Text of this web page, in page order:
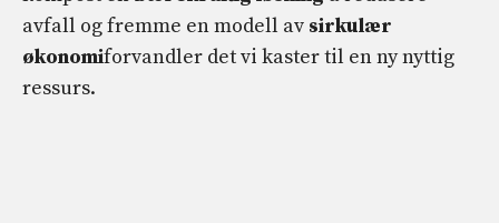
avfall og fremme en modell av sirkulær
økonomiforvandler det vi kaster til en ny nyttig
ressurs.